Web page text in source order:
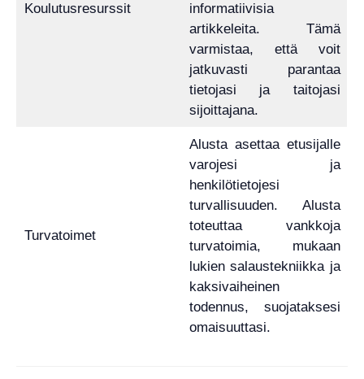
Koulutusresurssit
informatiivisia
artikkeleita. Tämä
varmistaa, että voit
jatkuvasti parantaa
tietojasi ja taitojasi
sijoittajana.
Turvatoimet
Alusta asettaa etusijalle
varojesi ja
henkilötietojesi
turvallisuuden. Alusta
toteuttaa vankkoja
turvatoimia, mukaan
lukien salaustekniikka ja
kaksivaiheinen
todennus, suojataksesi
omaisuuttasi.